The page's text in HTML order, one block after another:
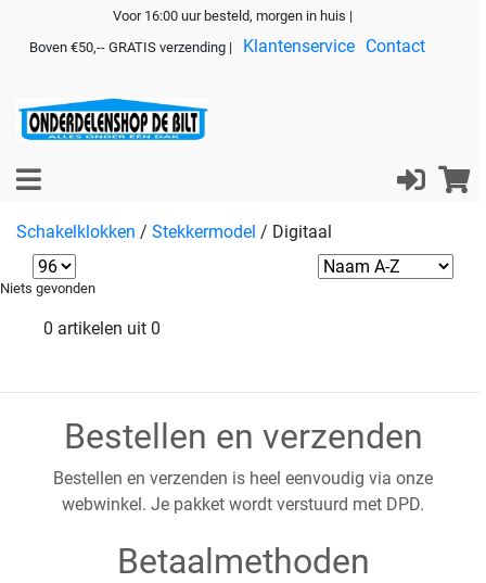
Voor 16:00 uur besteld, morgen in huis |
Boven €50,-- GRATIS verzending |
Klantenservice Contact
Schakelklokken / Stekkermodel / Digitaal
Niets gevonden
0 artikelen uit 0
Bestellen en verzenden
Bestellen en verzenden is heel eenvoudig via onze
webwinkel. Je pakket wordt verstuurd met DPD.
Betaalmethoden